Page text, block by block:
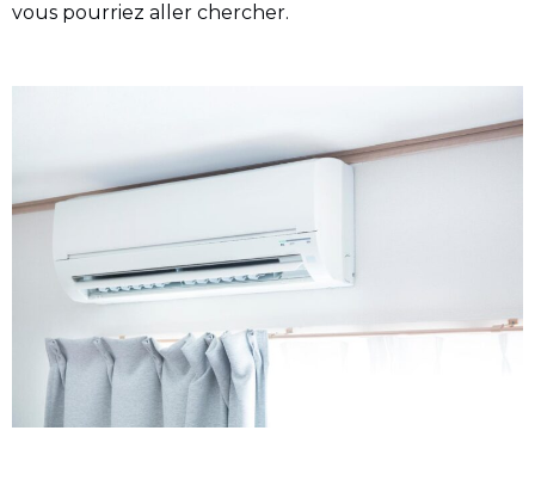
vous pourriez aller chercher.